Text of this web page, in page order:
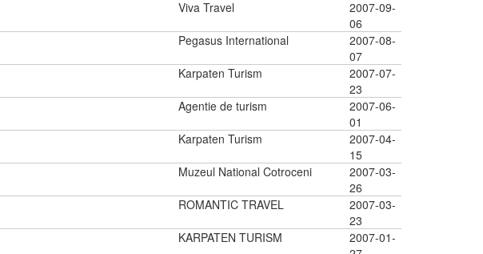
Viva Travel
2007-09-
06
Pegasus International
2007-08-
07
Karpaten Turism
2007-07-
23
Agentie de turism
2007-06-
01
Karpaten Turism
2007-04-
15
Muzeul National Cotroceni
2007-03-
26
ROMANTIC TRAVEL
2007-03-
23
KARPATEN TURISM
2007-01-